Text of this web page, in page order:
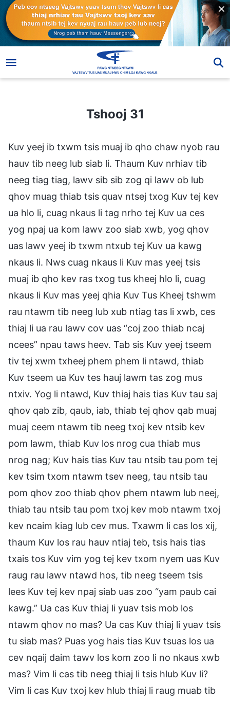
Tshooj 31
Kuv yeej ib txwm tsis muaj ib qho chaw nyob rau
hauv tib neeg lub siab li. Thaum Kuv nrhiav tib
neeg tiag tiag, lawv sib sib zog qi lawv ob lub
qhov muag thiab tsis quav ntsej txog Kuv tej kev
ua hlo li, cuag nkaus li tag nrho tej Kuv ua ces
yog npaj ua kom lawv zoo siab xwb, yog qhov
uas lawv yeej ib txwm ntxub tej Kuv ua kawg
nkaus li. Nws cuag nkaus li Kuv mas yeej tsis
muaj ib qho kev ras txog tus kheej hlo li, cuag
nkaus li Kuv mas yeej qhia Kuv Tus Kheej tshwm
rau ntawm tib neeg lub xub ntiag tas li xwb, ces
thiaj li ua rau lawv cov uas “coj zoo thiab ncaj
ncees” npau taws heev. Tab sis Kuv yeej tseem
tiv tej xwm txheej phem phem li ntawd, thiab
Kuv tseem ua Kuv tes hauj lawm tas zog mus
ntxiv. Yog li ntawd, Kuv thiaj hais tias Kuv tau saj
qhov qab zib, qaub, iab, thiab tej qhov qab muaj
muaj ceem ntawm tib neeg txoj kev ntsib kev
pom lawm, thiab Kuv los nrog cua thiab mus
nrog nag; Kuv hais tias Kuv tau ntsib tau pom tej
kev tsim txom ntawm tsev neeg, tau ntsib tau
pom qhov zoo thiab qhov phem ntawm lub neej,
thiab tau ntsib tau pom txoj kev mob ntawm txoj
kev ncaim kiag lub cev mus. Txawm li cas los xij,
thaum Kuv los rau hauv ntiaj teb, tsis hais tias
txais tos Kuv vim yog tej kev txom nyem uas Kuv
raug rau lawv ntawd hos, tib neeg tseem tsis
lees Kuv tej kev npaj siab uas zoo “yam paub cai
kawg.” Ua cas Kuv thiaj li yuav tsis mob los
ntawm qhov no mas? Ua cas Kuv thiaj li yuav tsis
tu siab mas? Puas yog hais tias Kuv tsuas los ua
cev nqaij daim tawv los kom zoo li no nkaus xwb
mas? Vim li cas tib neeg thiaj li tsis hlub Kuv li?
Vim li cas Kuv txoj kev hlub thiaj li raug muab tib